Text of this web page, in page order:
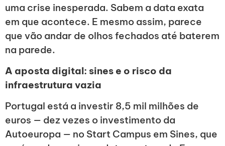
uma crise inesperada. Sabem a data exata
em que acontece. E mesmo assim, parece
que vão andar de olhos fechados até baterem
na parede.
A aposta digital: sines e o risco da
infraestrutura vazia
Portugal está a investir 8,5 mil milhões de
euros — dez vezes o investimento da
Autoeuropa — no Start Campus em Sines, que